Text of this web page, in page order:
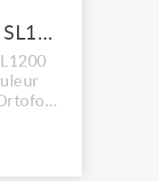
Platine Technics SL1200 MK2
n' a